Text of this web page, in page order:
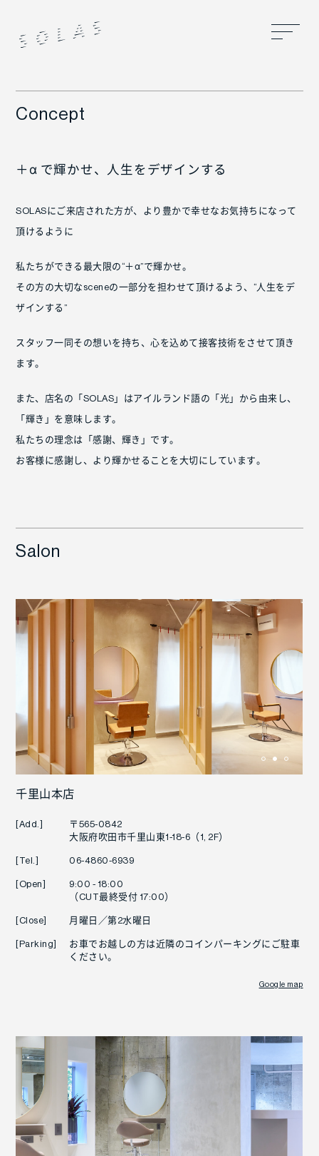
Concept
＋α で輝かせ、人生をデザインする
SOLASにご来店された方が、より豊かで幸せなお気持ちになって
頂けるように
私たちができる最大限の“＋α”で輝かせ。
その方の大切なsceneの一部分を担わせて頂けるよう、“人生をデ
ザインする”
スタッフ一同その想いを持ち、心を込めて接客技術をさせて頂き
ます。
また、店名の「SOLAS」はアイルランド語の「光」から由来し、
「輝き」を意味します。
私たちの理念は「感謝、輝き」です。
お客様に感謝し、より輝かせることを大切にしています。
Salon
千里山本店
[Add.]
〒565-0842
大阪府吹田市千里山東1-18-6（1, 2F）
[Tel.] 06-4860-6939
[Open]
9:00 - 18:00
（CUT最終受付 17:00）
[Close] 月曜日／第2水曜日
[Parking]
お車でお越しの方は近隣のコインパーキングにご駐車
ください。
Google map